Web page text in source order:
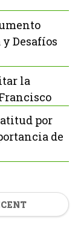
Desafíos
la
por
de